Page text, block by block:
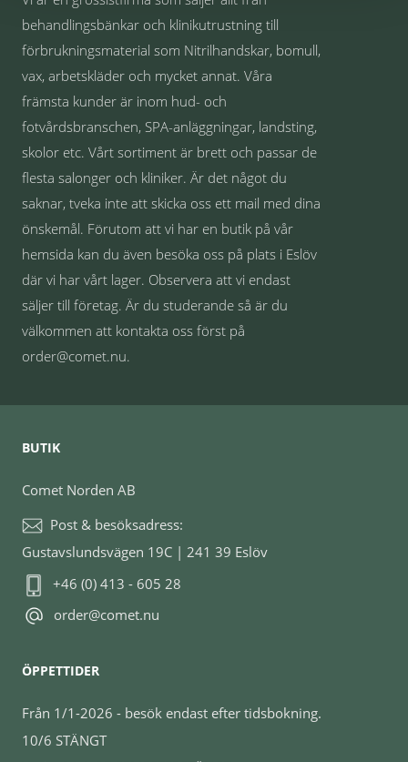
behandlingsbänkar och klinikutrustning till
förbrukningsmaterial som Nitrilhandskar, bomull,
vax, arbetskläder och mycket annat. Våra
främsta kunder är inom hud- och
fotvårdsbranschen, SPA-anläggningar, landsting,
skolor etc. Vårt sortiment är brett och passar de
flesta salonger och kliniker. Är det något du
saknar, tveka inte att skicka oss ett mail med dina
önskemål. Förutom att vi har en butik på vår
hemsida kan du även besöka oss på plats i Eslöv
där vi har vårt lager. Observera att vi endast
säljer till företag. Är du studerande så är du
välkommen att kontakta oss först på
order@comet.nu.
BUTIK
Comet Norden AB
Post & besöksadress:
Gustavslundsvägen 19C | 241 39 Eslöv
+46 (0) 413 - 605 28
order@comet.nu
ÖPPETTIDER
Från 1/1-2026 - besök endast efter tidsbokning.
10/6 STÄNGT